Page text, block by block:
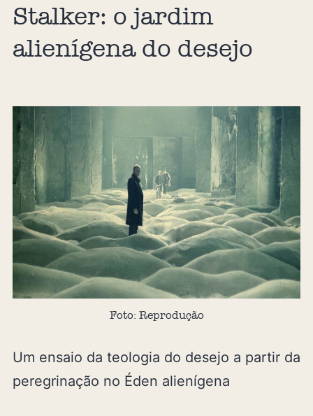
Stalker: o jardim
alienígena do desejo
Foto: Reprodução
Um ensaio da teologia do desejo a partir da
peregrinação no Éden alienígena